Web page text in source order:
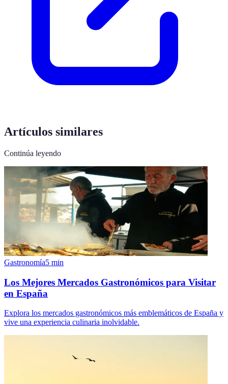
Artículos similares
Continúa leyendo
Gastronomía5 min
Los Mejores Mercados Gastronómicos para Visitar
en España
Explora los mercados gastronómicos más emblemáticos de España y
vive una experiencia culinaria inolvidable.